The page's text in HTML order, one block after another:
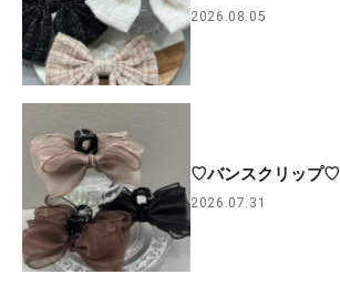
2026.08.05
♡バンスクリップ♡
2026.07.31